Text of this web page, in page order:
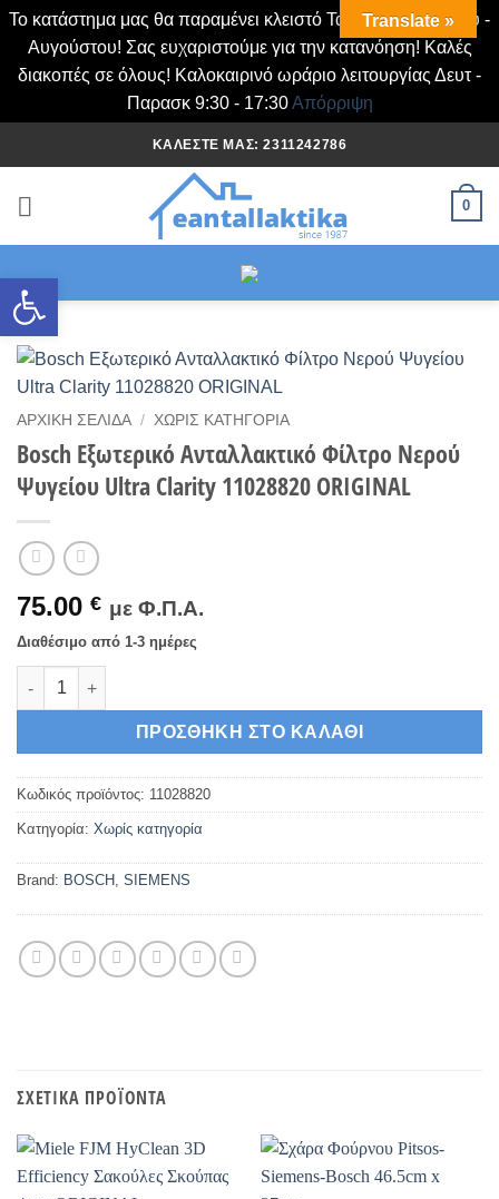
Ανοίξτε τη γραμμή εργαλείων
Το κατάστημα μας θα παραμένει κλειστό Τα Σάββατα Ιουλίου -
Αυγούστου! Σας ευχαριστούμε για την κατανόηση! Καλές
διακοπές σε όλους! Καλοκαιρινό ωράριο λειτουργίας Δευτ -
Παρασκ 9:30 - 17:30Απόρριψη
στο
ΚΑΛΈΣΤΕ ΜΑΣ: 2311242786
0
ΑΡΧΙΚΉ ΣΕΛΊΔΑ / ΧΩΡΊΣ ΚΑΤΗΓΟΡΊΑ
Bosch Εξωτερικό Ανταλλακτικό Φίλτρο Νερού
Ψυγείου Ultra Clarity 11028820 ORIGINAL
75.00 € με Φ.Π.Α.
Διαθέσιμο από 1-3 ημέρες
Bosch Εξωτερικό Ανταλλακτικό Φίλτρο Νερού Ψυγείου Ultra
ΠΡΟΣΘΉΚΗ ΣΤΟ ΚΑΛΆΘΙ
Κωδικός προϊόντος: 11028820
Κατηγορία: Χωρίς κατηγορία
Brand: BOSCH , SIEMENS
ΣΧΕΤΙΚΆ ΠΡΟΪΌΝΤΑ
Translate »